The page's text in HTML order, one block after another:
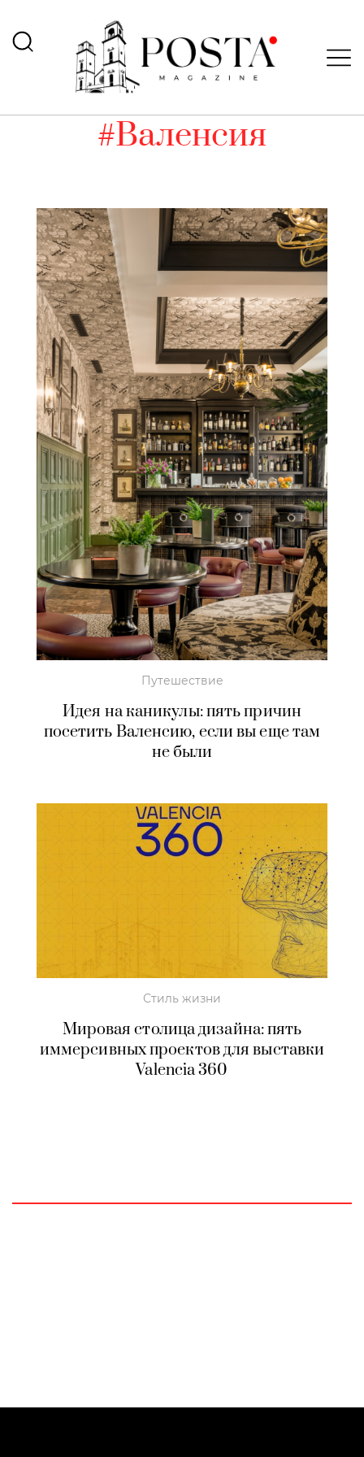
#Валенсия
Путешествие
Идея на каникулы: пять причин
посетить Валенсию, если вы еще там
не были
Стиль жизни
Мировая столица дизайна: пять
иммерсивных проектов для выставки
Valencia 360